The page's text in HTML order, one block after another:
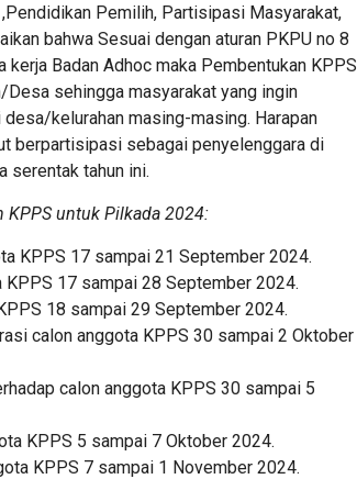
Pemilih, Partisipasi Masyarakat,
bahwa Sesuai dengan aturan PKPU no 8
Badan Adhoc maka Pembentukan KPPS
sehingga masyarakat yang ingin
kelurahan masing-masing. Harapan
berpartisipasi sebagai penyelenggara di
serentak tahun ini.
untuk Pilkada 2024:
KPPS 17 sampai 21 September 2024.
17 sampai 28 September 2024.
18 sampai 29 September 2024.
calon anggota KPPS 30 sampai 2 Oktober
calon anggota KPPS 30 sampai 5
KPPS 5 sampai 7 Oktober 2024.
KPPS 7 sampai 1 November 2024.